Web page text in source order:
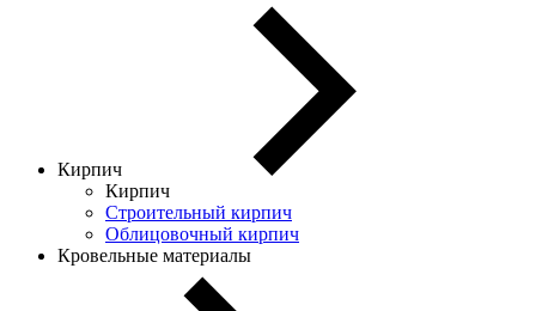
Кирпич
Кирпич
Строительный кирпич
Облицовочный кирпич
Кровельные материалы